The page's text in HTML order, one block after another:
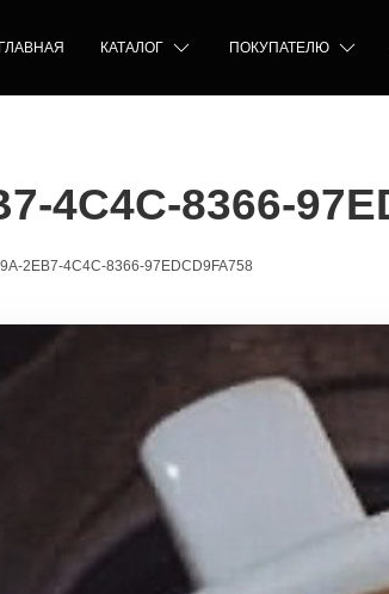
ГЛАВНАЯ КАТАЛОГ ПОКУПАТЕЛЮ
4C4C-8366-
2EB7-4C4C-8366-97EDCD9FA758